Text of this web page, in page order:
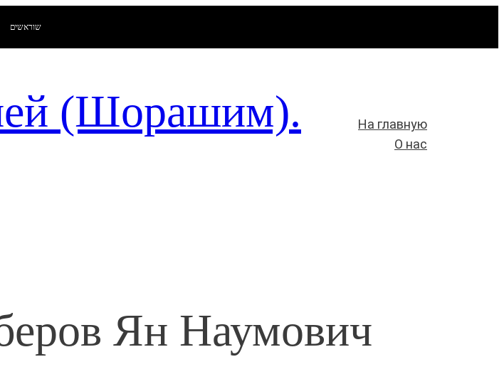
שוראשים
(Шорашим).
На главную
О нас
Ян Наумович